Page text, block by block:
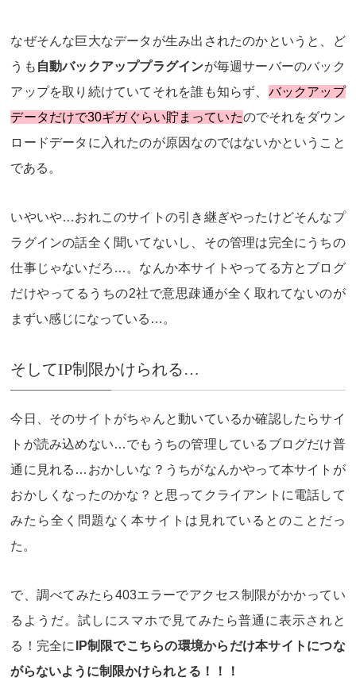
なぜそんな巨大なデータが生み出されたのかというと、ど
うも 自動バックアッププラグインが毎週サーバーのバック
アップを取り続けていてそれを誰も知らず、 バックアップ
データだけで30ギガぐらい貯まっていたのでそれをダウン
ロードデータに入れたのが原因なのではないかということ
である。
いやいや…おれこのサイトの引き継ぎやったけどそんなプ
ラグインの話全く聞いてないし、その管理は完全にうちの
仕事じゃないだろ…。なんか本サイトやってる方とブログ
だけやってるうちの2社で意思疎通が全く取れてないのが
まずい感じになっている…。
そしてIP制限かけられる…
今日、そのサイトがちゃんと動いているか確認したらサイ
トが読み込めない…でもうちの管理しているブログだけ普
通に見れる…おかしいな？うちがなんかやって本サイトが
おかしくなったのかな？と思ってクライアントに電話して
みたら全く問題なく本サイトは見れているとのことだっ
た。
で、調べてみたら403エラーでアクセス制限がかかってい
るようだ。試しにスマホで見てみたら普通に表示されと
る！完全に IP制限でこちらの環境からだけ本サイトにつな
がらないように制限かけられとる！！！